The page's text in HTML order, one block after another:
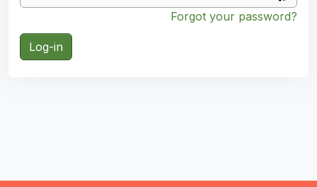
Forgot your password?
Log-in